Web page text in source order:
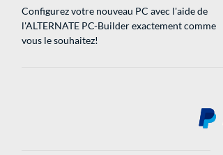
Configurez votre nouveau PC avec l'aide de
l'ALTERNATE PC-Builder exactement comme
vous le souhaitez!